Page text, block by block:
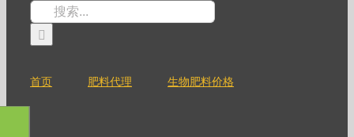
搜
索：
首页 肥料代理 生物肥料价格